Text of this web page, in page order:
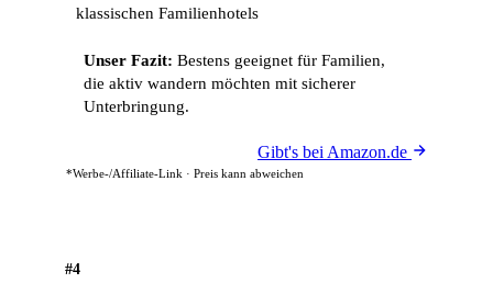
klassischen Familienhotels
Unser Fazit: Bestens geeignet für Familien,
die aktiv wandern möchten mit sicherer
Unterbringung.
Gibt's bei Amazon.de
*Werbe-/Affiliate-Link · Preis kann abweichen
#4